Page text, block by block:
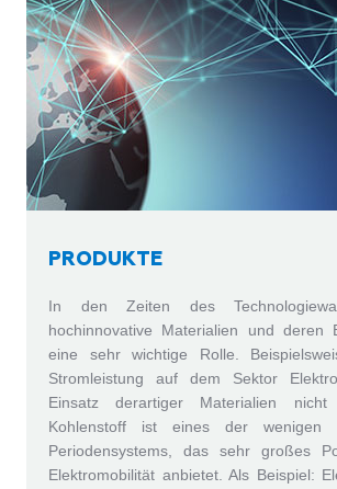
PRODUKTE
In den Zeiten des
hochinnovative Materialien und deren
eine sehr wichtige Rolle.
Stromleistung auf dem Sektor
Einsatz derartiger Materialien
Kohlenstoff ist eines der wenigen
Periodensystems, das sehr großes
Elektromobilität anbietet. Als Beispiel: